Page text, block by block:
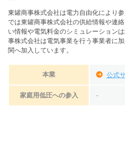
東罐商事株式会社は電力自由化により
では東罐商事株式会社の供給情報や連
い情報や電気料金のシミュレーション
事株式会社は電気事業を行う事業者に
関へ加入しています。
本業 公式
家庭用低圧への参入 -